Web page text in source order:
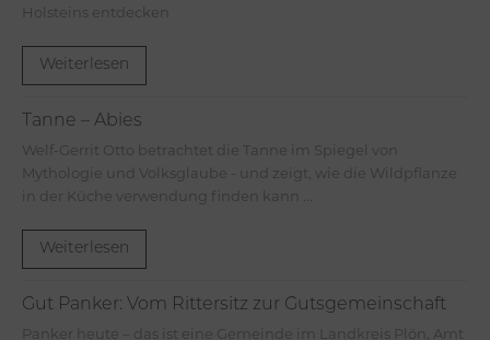
Holsteins entdecken
Weiterlesen
Tanne – Abies
Welf-Gerrit Otto betrachtet die Tanne im Spiegel von
Mythologie und Volksglaube - und zeigt, wie die Wildpflanze
in der Küche verwendung finden kann ...
Weiterlesen
Gut Panker: Vom Rittersitz zur Gutsgemeinschaft
Panker heute – das ist eine Gemeinde im Landkreis Plön, Amt